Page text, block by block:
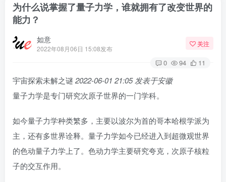
为什么说掌握了量子力学，谁就拥有了改变世界的
能力？
如意
2022年08月06日 15:08发布
关注
0 94 11
宇宙探索未解之谜2022-06-01 21:05 发表于安徽
量子力学是专门研究次原子世界的一门学科。
如今量子力学种类繁多，主要以波尔为首的哥本哈根学派为
主，还有多世界诠释。量子力学如今已经进入到超微观世界
的色动量子力学上了。色动力学主要研究夸克，次原子核粒
子的交互作用。